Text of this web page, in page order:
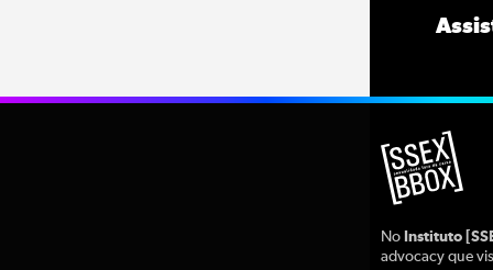
No Instituto
advocacy que